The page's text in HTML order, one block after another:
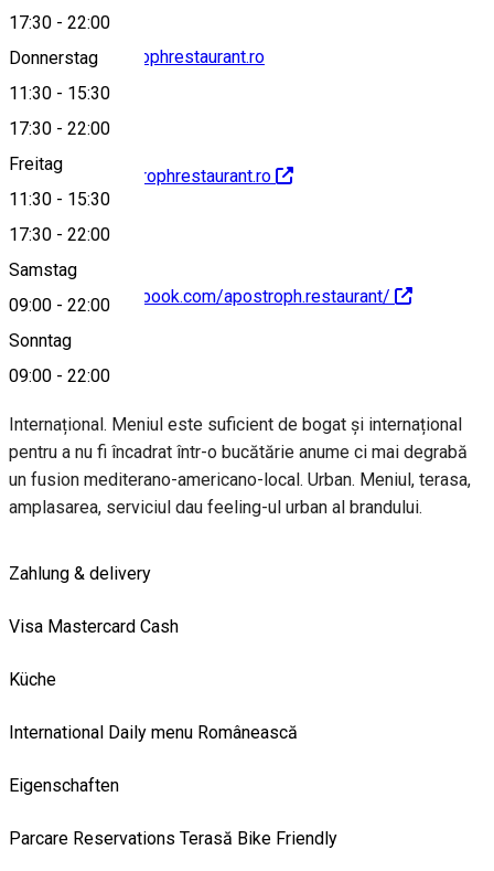
17:30 - 22:00
Donnerstag
11:30 - 15:30
17:30 - 22:00
Freitag
11:30 - 15:30
17:30 - 22:00
Samstag
09:00 - 22:00
Sonntag
09:00 - 22:00
comenzi@apostrophrestaurant.ro
http://www.apostrophrestaurant.ro
https://www.facebook.com/apostroph.restaurant/
About
Internațional. Meniul este suficient de bogat și internațional
pentru a nu fi încadrat într-o bucătărie anume ci mai degrabă
un fusion mediterano-americano-local. Urban. Meniul, terasa,
amplasarea, serviciul dau feeling-ul urban al brandului.
Zahlung & delivery
Visa Mastercard Cash
Küche
International Daily menu Românească
Eigenschaften
Parcare Reservations Terasă Bike Friendly